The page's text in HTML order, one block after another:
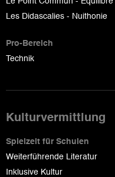
Les Didascalies - Nuithonie
Pro-Bereich
Technik
Kulturvermittlung
Spielzeit für Schulen
Weiterführende Literatur
Inklusive Kultur